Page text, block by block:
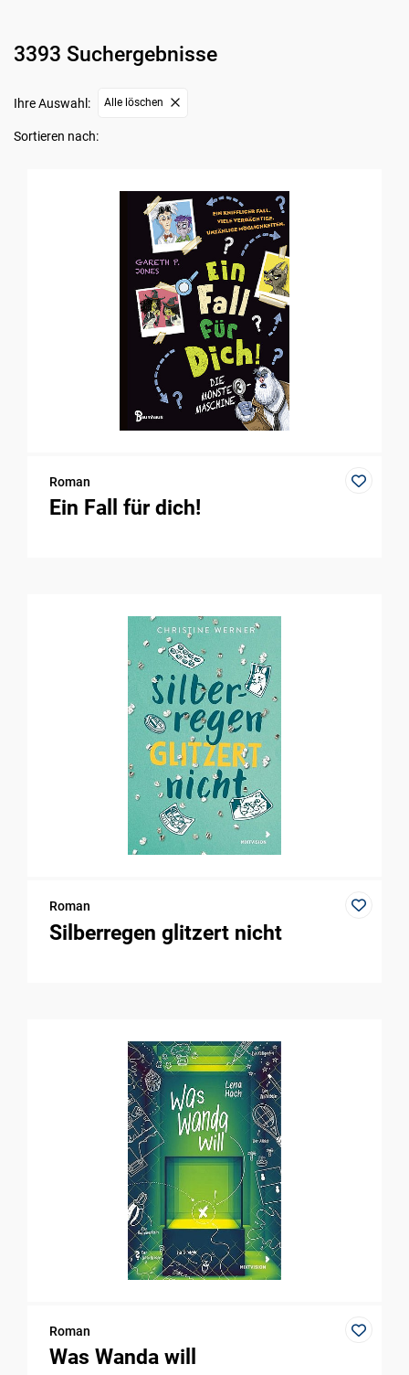
3393 Suchergebnisse
Ihre Auswahl: Alle löschen
Sortieren nach:
Roman
Ein Fall für dich!
Roman
Silberregen glitzert nicht
Roman
Was Wanda will